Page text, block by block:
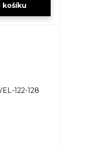
košíku